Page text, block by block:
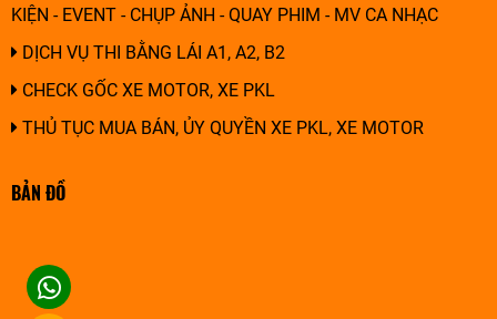
KIỆN - EVENT - CHỤP ẢNH - QUAY PHIM - MV CA NHẠC
DỊCH VỤ THI BẰNG LÁI A1, A2, B2
CHECK GỐC XE MOTOR, XE PKL
THỦ TỤC MUA BÁN, ỦY QUYỀN XE PKL, XE MOTOR
BẢN ĐỒ